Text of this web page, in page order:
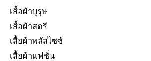
เสื้อผ้าบุรุษ
เสื้อผ้าสตรี​
เสื้อผ้าพลัสไซซ์​
เสื้อผ้าแฟชั่น​